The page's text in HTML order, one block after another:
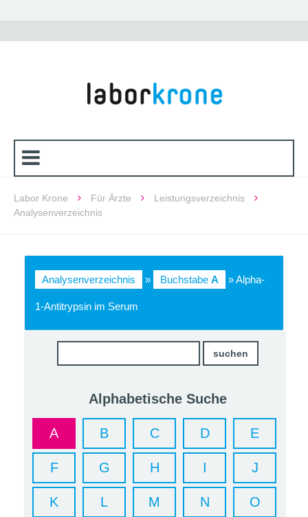
Labor Krone Für Ärzte
Leistungsverzeichnis
Analysenverzeichnis
Analysenverzeichnis » Buchstabe A » Alpha-
1-Antitrypsin im Serum
Alphabetische Suche
A B C D E
F G H I J
K L M N O